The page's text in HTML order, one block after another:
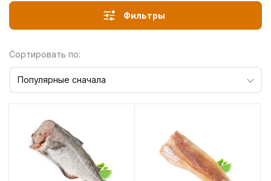
Фильтры
Сортировать по:
Популярные сначала